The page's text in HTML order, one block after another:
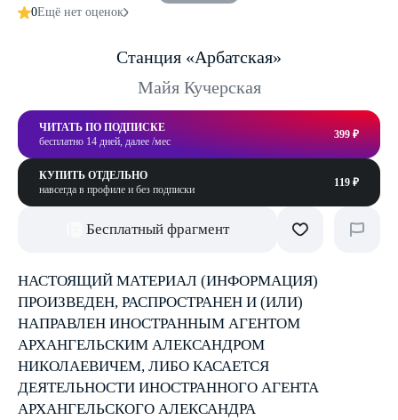
0Ещё нет оценок
Станция «Арбатская»
Майя Кучерская
ЧИТАТЬ ПО ПОДПИСКЕ
бесплатно 14 дней, далее /мес
399 ₽
КУПИТЬ ОТДЕЛЬНО
навсегда в профиле и без подписки
119 ₽
Бесплатный фрагмент
НАСТОЯЩИЙ МАТЕРИАЛ (ИНФОРМАЦИЯ)
ПРОИЗВЕДЕН, РАСПРОСТРАНЕН И (ИЛИ)
НАПРАВЛЕН ИНОСТРАННЫМ АГЕНТОМ
АРХАНГЕЛЬСКИМ АЛЕКСАНДРОМ
НИКОЛАЕВИЧЕМ, ЛИБО КАСАЕТСЯ
ДЕЯТЕЛЬНОСТИ ИНОСТРАННОГО АГЕНТА
АРХАНГЕЛЬСКОГО АЛЕКСАНДРА